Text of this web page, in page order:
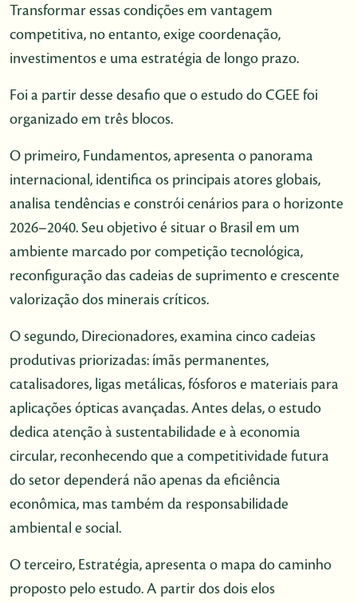
Transformar essas condições em vantagem
competitiva, no entanto, exige coordenação,
investimentos e uma estratégia de longo prazo.
Foi a partir desse desafio que o estudo do CGEE foi
organizado em três blocos.
O primeiro, Fundamentos, apresenta o panorama
internacional, identifica os principais atores globais,
analisa tendências e constrói cenários para o horizonte
2026–2040. Seu objetivo é situar o Brasil em um
ambiente marcado por competição tecnológica,
reconfiguração das cadeias de suprimento e crescente
valorização dos minerais críticos.
O segundo, Direcionadores, examina cinco cadeias
produtivas priorizadas: ímãs permanentes,
catalisadores, ligas metálicas, fósforos e materiais para
aplicações ópticas avançadas. Antes delas, o estudo
dedica atenção à sustentabilidade e à economia
circular, reconhecendo que a competitividade futura
do setor dependerá não apenas da eficiência
econômica, mas também da responsabilidade
ambiental e social.
O terceiro, Estratégia, apresenta o mapa do caminho
proposto pelo estudo. A partir dos dois elos